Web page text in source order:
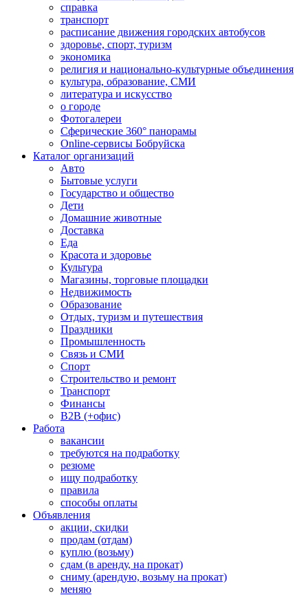
справка
транспорт
расписание движения городских автобусов
здоровье, спорт, туризм
экономика
религия и национально-культурные объединения
культура, образование, СМИ
литература и искусство
о городе
Фотогалереи
Сферические 360° панорамы
Online-сервисы Бобруйска
Каталог организаций
Авто
Бытовые услуги
Государство и общество
Дети
Домашние животные
Доставка
Еда
Красота и здоровье
Культура
Магазины, торговые площадки
Недвижимость
Образование
Отдых, туризм и путешествия
Праздники
Промышленность
Связь и СМИ
Спорт
Строительство и ремонт
Транспорт
Финансы
B2B (+офис)
Работа
вакансии
требуются на подработку
резюме
ищу подработку
правила
способы оплаты
Объявления
акции, скидки
продам (отдам)
куплю (возьму)
сдам (в аренду, на прокат)
сниму (арендую, возьму на прокат)
меняю